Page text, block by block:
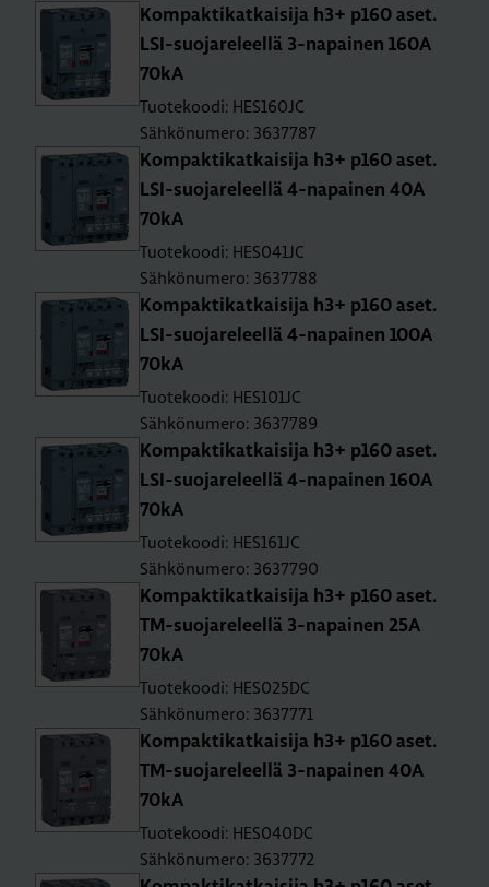
Kom­pak­ti­kat­kai­si­ja h3+ p160 aset.
LSI-suo­ja­re­leel­lä 3-na­pai­nen 160A
70kA
Tuotekoodi: HES160JC
Sähkönumero: 3637787
Kom­pak­ti­kat­kai­si­ja h3+ p160 aset.
LSI-suo­ja­re­leel­lä 4-na­pai­nen 40A
70kA
Tuotekoodi: HES041JC
Sähkönumero: 3637788
Kom­pak­ti­kat­kai­si­ja h3+ p160 aset.
LSI-suo­ja­re­leel­lä 4-na­pai­nen 100A
70kA
Tuotekoodi: HES101JC
Sähkönumero: 3637789
Kom­pak­ti­kat­kai­si­ja h3+ p160 aset.
LSI-suo­ja­re­leel­lä 4-na­pai­nen 160A
70kA
Tuotekoodi: HES161JC
Sähkönumero: 3637790
Kom­pak­ti­kat­kai­si­ja h3+ p160 aset.
TM-suo­ja­re­leel­lä 3-na­pai­nen 25A
70kA
Tuotekoodi: HES025DC
Sähkönumero: 3637771
Kom­pak­ti­kat­kai­si­ja h3+ p160 aset.
TM-suo­ja­re­leel­lä 3-na­pai­nen 40A
70kA
Tuotekoodi: HES040DC
Sähkönumero: 3637772